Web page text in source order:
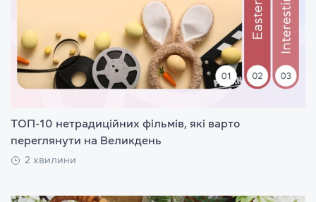
ТОП-10 нетрадиційних фільмів, які варто
переглянути на Великдень
2 хвилини